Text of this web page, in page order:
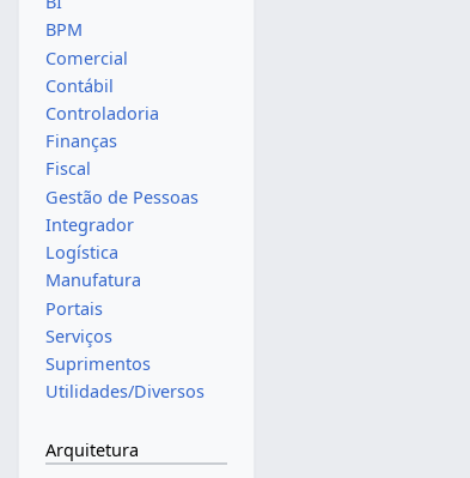
BPM
Comercial
Contábil
Controladoria
Finanças
Fiscal
Gestão de Pessoas
Integrador
Logística
Manufatura
Portais
Serviços
Suprimentos
Utilidades/Diversos
Arquitetura